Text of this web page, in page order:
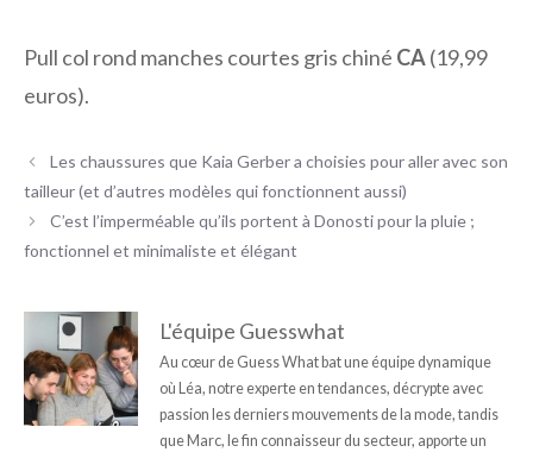
Pull col rond manches courtes gris chiné CA(19,99
euros).
Les chaussures que Kaia Gerber a choisies pour aller avec son
tailleur (et d’autres modèles qui fonctionnent aussi)
C’est l’imperméable qu’ils portent à Donosti pour la pluie ;
fonctionnel et minimaliste et élégant
L'équipe Guesswhat
Au cœur de Guess What bat une équipe dynamique
où Léa, notre experte en tendances, décrypte avec
passion les derniers mouvements de la mode, tandis
que Marc, le fin connaisseur du secteur, apporte un